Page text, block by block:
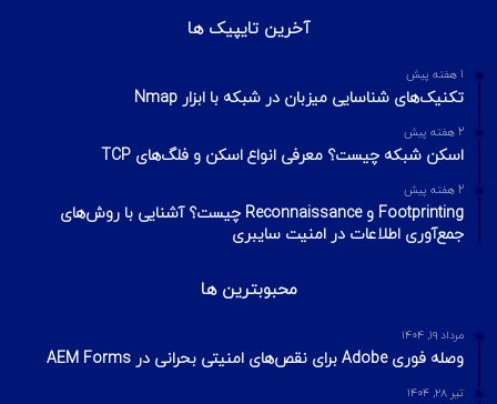
آخرین تایپیک ها
1 هفته پیش
تکنیک‌های شناسایی میزبان در شبکه با ابزار Nmap
2 هفته پیش
اسکن شبکه چیست؟ معرفی انواع اسکن و فلگ‌های TCP
2 هفته پیش
Footprinting و Reconnaissance چیست؟ آشنایی با روش‌های
جمع‌آوری اطلاعات در امنیت سایبری
محبوبترین ها
مرداد ۱۹, ۱۴۰۴
وصله فوری Adobe برای نقص‌های امنیتی بحرانی در AEM Forms
تیر ۲۸, ۱۴۰۴